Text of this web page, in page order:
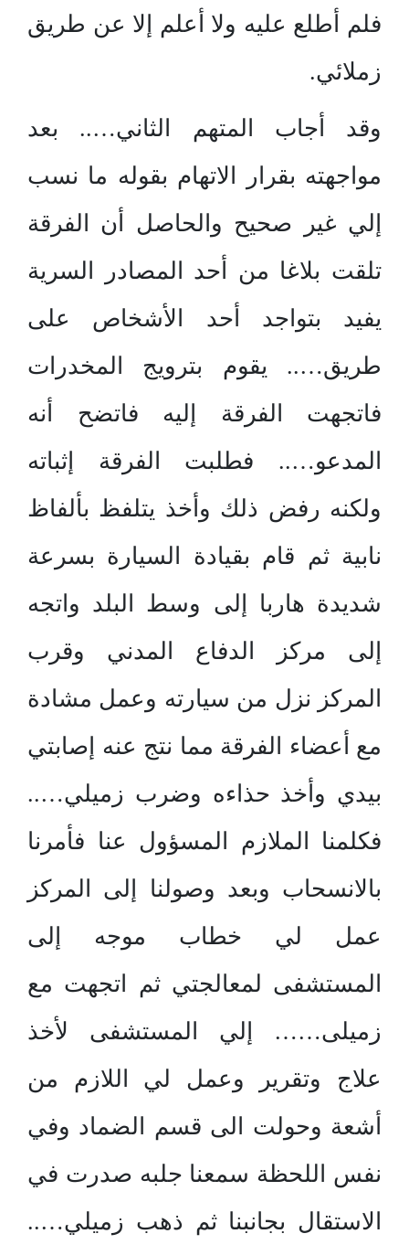
فلم أطلع عليه ولا أعلم إلا عن طريق
زملائي.
وقد أجاب المتهم الثاني….. بعد
مواجهته بقرار الاتهام بقوله ما نسب
إلي غير صحيح والحاصل أن الفرقة
تلقت بلاغا من أحد المصادر السرية
يفيد بتواجد أحد الأشخاص على
طريق….. يقوم بترويج المخدرات
فاتجهت الفرقة إليه فاتضح أنه
المدعو….. فطلبت الفرقة إثباته
ولكنه رفض ذلك وأخذ يتلفظ بألفاظ
نابية ثم قام بقيادة السيارة بسرعة
شديدة هاربا إلى وسط البلد واتجه
إلى مركز الدفاع المدني وقرب
المركز نزل من سيارته وعمل مشادة
مع أعضاء الفرقة مما نتج عنه إصابتي
بيدي وأخذ حذاءه وضرب زميلي…..
فكلمنا الملازم المسؤول عنا فأمرنا
بالانسحاب وبعد وصولنا إلى المركز
عمل لي خطاب موجه إلى
المستشفى لمعالجتي ثم اتجهت مع
زميلى…… إلي المستشفى لأخذ
علاج وتقرير وعمل لي اللازم من
أشعة وحولت الى قسم الضماد وفي
نفس اللحظة سمعنا جلبه صدرت في
الاستقال بجانبنا ثم ذهب زميلي…..